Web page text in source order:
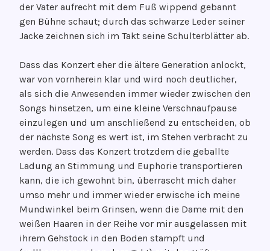
der Vater aufrecht mit dem Fuß wippend gebannt
gen Bühne schaut; durch das schwarze Leder seiner
Jacke zeichnen sich im Takt seine Schulterblätter ab.
Dass das Konzert eher die ältere Generation anlockt,
war von vornherein klar und wird noch deutlicher,
als sich die Anwesenden immer wieder zwischen den
Songs hinsetzen, um eine kleine Verschnaufpause
einzulegen und um anschließend zu entscheiden, ob
der nächste Song es wert ist, im Stehen verbracht zu
werden. Dass das Konzert trotzdem die geballte
Ladung an Stimmung und Euphorie transportieren
kann, die ich gewohnt bin, überrascht mich daher
umso mehr und immer wieder erwische ich meine
Mundwinkel beim Grinsen, wenn die Dame mit den
weißen Haaren in der Reihe vor mir ausgelassen mit
ihrem Gehstock in den Boden stampft und